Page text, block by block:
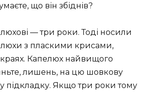
що він збіднів?
— три роки. Тоді носили
з пласкими крисами,
Капелюх найвищого
лишень, на цю шовкову
підкладку. Якщо три роки тому